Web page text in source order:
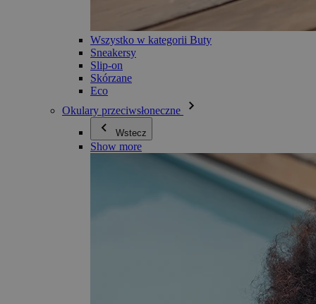
Wszystko w kategorii Buty
Sneakersy
Slip-on
Skórzane
Eco
Okulary przeciwsłoneczne
Wstecz
Show more